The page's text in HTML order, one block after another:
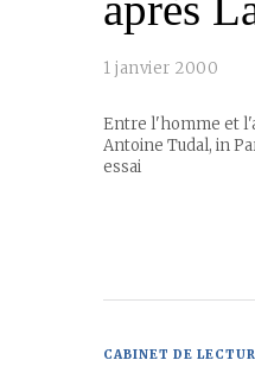
1 janvier 2000
Entre l'homme et
Antoine Tudal, in
essai
CABINET DE